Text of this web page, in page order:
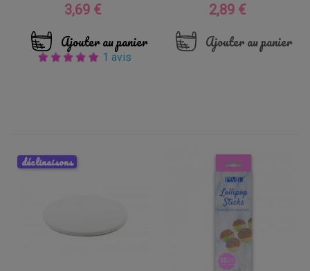
Prix
3,69 €
Ajouter au panier
1 avis
Prix
2,89 €
Ajouter au panier
déclinaisons